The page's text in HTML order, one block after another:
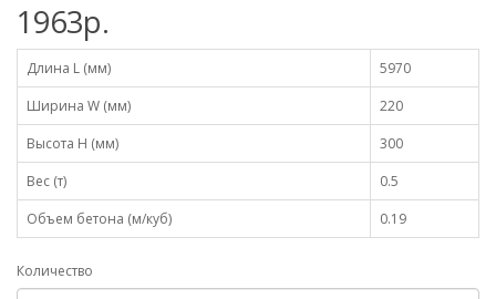
1963р.
Длина L (мм)
5970
Ширина W (мм)
220
Высота H (мм)
300
Вес (т)
0.5
Объем бетона (м/куб)
0.19
Количество